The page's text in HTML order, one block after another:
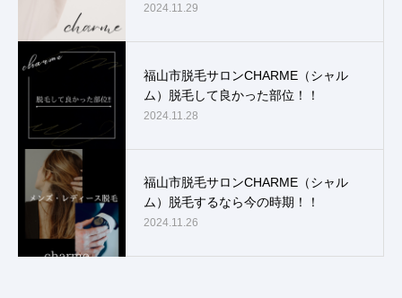
2024.11.29
福山市脱毛サロンCHARME（シャル
ム）脱毛して良かった部位！！
2024.11.28
福山市脱毛サロンCHARME（シャル
ム）脱毛するなら今の時期！！
2024.11.26